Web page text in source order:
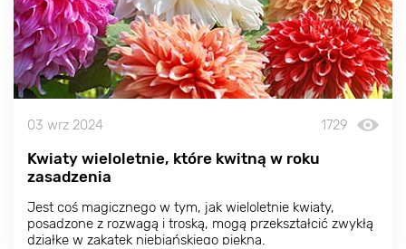
03 wrz 2024 1729
Kwiaty wieloletnie, które kwitną w roku
zasadzenia
Jest coś magicznego w tym, jak wieloletnie kwiaty,
posadzone z rozwagą i troską, mogą przekształcić zwykłą
działkę w zakątek niebiańskiego piękna.